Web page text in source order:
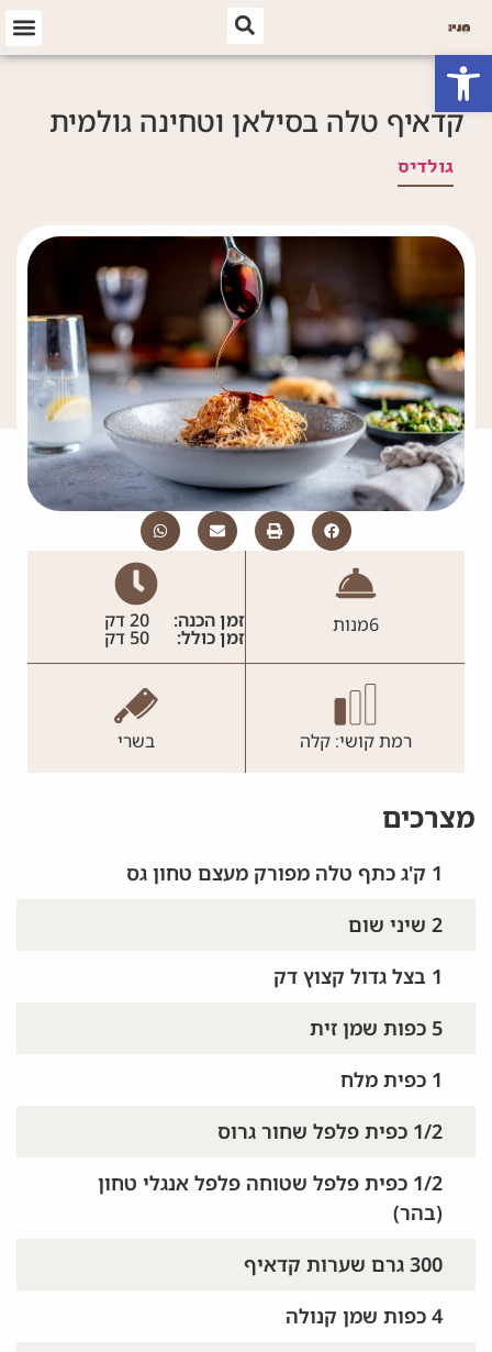
פתח סרגל נגישות
קדאיף טלה בסילאן וטחינה גולמית
גולדיס
6מנות זמן הכנה: 20 דק
זמן כולל: 50 דק
רמת קושי: קלה בשרי
מצרכים
1 ק'ג כתף טלה מפורק מעצם טחון גס
2 שיני שום
1 בצל גדול קצוץ דק
5 כפות שמן זית
1 כפית מלח
1/2 כפית פלפל שחור גרוס
1/2 כפית פלפל שטוחה פלפל אנגלי טחון
(בהר)
300 גרם שערות קדאיף
4 כפות שמן קנולה